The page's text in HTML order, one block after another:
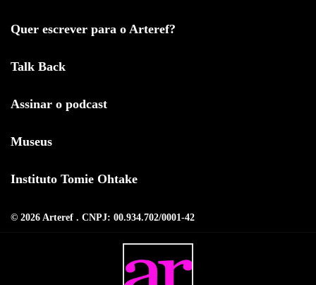
Quer escrever para o Arteref?
Talk Back
Assinar o podcast
Museus
Instituto Tomie Ohtake
© 2026 Arteref . CNPJ: 00.934.702/0001-42